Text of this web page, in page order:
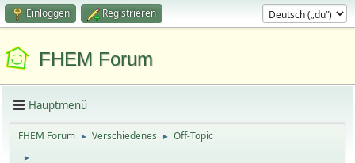
Einloggen Registrieren
FHEM Forum
Hauptmenü
FHEM Forum ► Verschiedenes ► Off-Topic
►